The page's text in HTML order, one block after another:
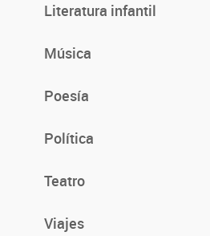
Literatura infantil
Música
Poesía
Política
Teatro
Viajes